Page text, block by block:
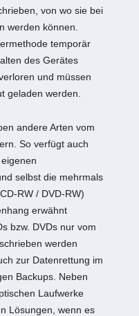
von wo sie bei
werden können.
temporär
des Gerätes
und müssen
geladen werden.
andere Arten vom
So verfügt auch
selbst die mehrmals
RW / DVD-RW)
erwähnt
bzw. DVDs nur vom
werden
zur Datenrettung im
Backups. Neben
Laufwerke
Lösungen, wenn es